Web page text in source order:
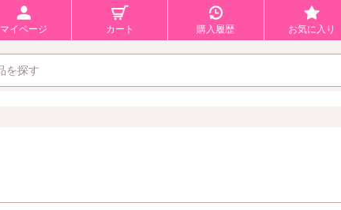
マイページ カート 購入履歴 お気に入り